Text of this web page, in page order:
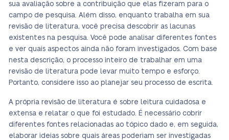
sua avaliação sobre a contribuição que elas fizeram para o
campo de pesquisa. Além disso, enquanto trabalha em sua
revisão de literatura, você precisa descobrir as lacunas
existentes na pesquisa. Você pode analisar diferentes fontes
e ver quais aspectos ainda não foram investigados. Com base
nesta descrição, o processo inteiro de trabalhar em uma
revisão de literatura pode levar muito tempo e esforço.
Portanto, considere isso ao planejar seu processo de escrita.
A própria revisão de literatura é sobre leitura cuidadosa e
extensa e relatar o que foi estudado. É necessário cobrir
diferentes fontes relacionadas ao tópico dado e, em seguida,
elaborar ideias sobre quais áreas poderiam ser investigadas